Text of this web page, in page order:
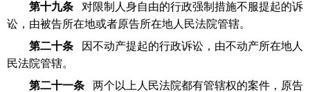
第十九条
对限制人身自由的行政强制措施不服提起的诉
讼，由被告所在地或者原告所在地人民法院管辖。
第二十条
因不动产提起的行政诉讼，由不动产所在地人
民法院管辖。
第二十一条
两个以上人民法院都有管辖权的案件，原告